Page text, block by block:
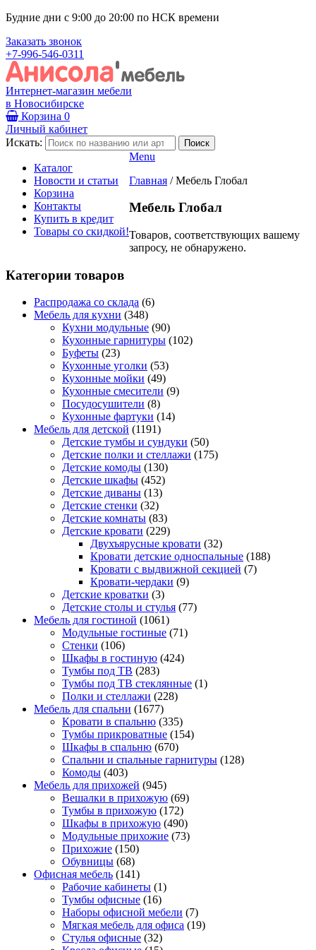
Будние дни с 9:00 до 20:00 по НСК времени
Заказать звонок
+7-996-546-0311
Интернет-магазин мебели
в Новосибирске
Корзина 0
Личный кабинет
Искать:
Каталог
Новости и статьи
Корзина
Контакты
Купить в кредит
Товары со скидкой!
Menu
Главная / Мебель Глобал
Мебель Глобал
Товаров, соответствующих вашему
запросу, не обнаружено.
Категории товаров
Распродажа со склада (6)
Мебель для кухни (348)
Кухни модульные (90)
Кухонные гарнитуры (102)
Буфеты (23)
Кухонные уголки (53)
Кухонные мойки (49)
Кухонные смесители (9)
Посудосушители (8)
Кухонные фартуки (14)
Мебель для детской (1191)
Детские тумбы и сундуки (50)
Детские полки и стеллажи (175)
Детские комоды (130)
Детские шкафы (452)
Детские диваны (13)
Детские стенки (32)
Детские комнаты (83)
Детские кровати (229)
Двухъярусные кровати (32)
Кровати детские односпальные (188)
Кровати с выдвижной секцией (7)
Кровати-чердаки (9)
Детские кроватки (3)
Детские столы и стулья (77)
Мебель для гостиной (1061)
Модульные гостиные (71)
Стенки (106)
Шкафы в гостиную (424)
Тумбы под ТВ (283)
Тумбы под ТВ стеклянные (1)
Полки и стеллажи (228)
Мебель для спальни (1677)
Кровати в спальню (335)
Тумбы прикроватные (154)
Шкафы в спальню (670)
Спальни и спальные гарнитуры (128)
Комоды (403)
Мебель для прихожей (945)
Вешалки в прихожую (69)
Тумбы в прихожую (172)
Шкафы в прихожую (490)
Модульные прихожие (73)
Прихожие (150)
Обувницы (68)
Офисная мебель (141)
Рабочие кабинеты (1)
Тумбы офисные (16)
Наборы офисной мебели (7)
Мягкая мебель для офиса (19)
Стулья офисные (32)